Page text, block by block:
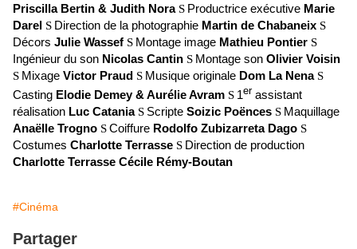
Priscilla Bertin & Judith Nora S Productrice exécutive Marie
Darel S Direction de la photographie Martin de Chabaneix S
Décors Julie Wassef S Montage image Mathieu Pontier S
Ingénieur du son Nicolas Cantin S Montage son Olivier Voisin
S Mixage Victor Praud S Musique originale Dom La Nena S
Casting Elodie Demey & Aurélie Avram S 1er assistant
réalisation Luc Catania S Scripte Soizic Poënces S Maquillage
Anaëlle Trogno SCoiffure Rodolfo Zubizarreta Dago S
Costumes Charlotte Terrasse S Direction de production
Charlotte Terrasse Cécile Rémy-Boutan
#Cinéma
Partager